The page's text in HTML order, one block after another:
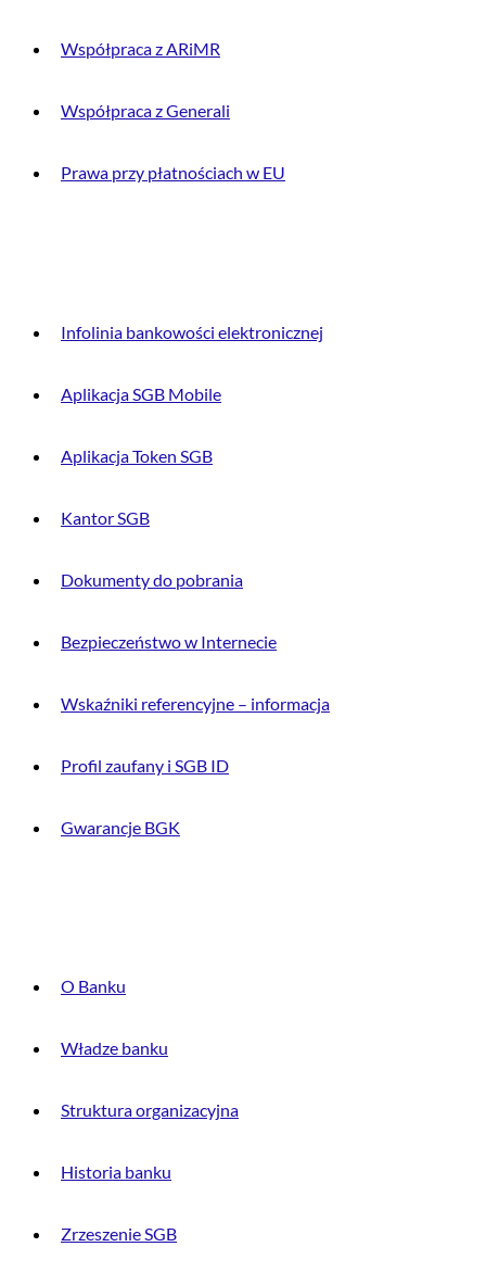
Współpraca z ARiMR
Współpraca z Generali
Prawa przy płatnościach w EU
Infolinia bankowości elektronicznej
Aplikacja SGB Mobile
Aplikacja Token SGB
Kantor SGB
Dokumenty do pobrania
Bezpieczeństwo w Internecie
Wskaźniki referencyjne – informacja
Profil zaufany i SGB ID
Gwarancje BGK
O Banku
Władze banku
Struktura organizacyjna
Historia banku
Zrzeszenie SGB